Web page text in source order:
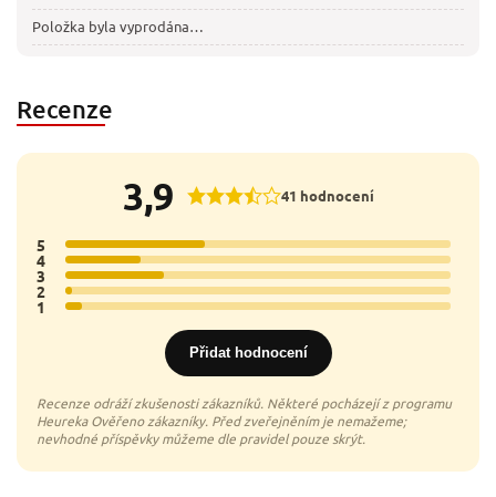
Položka byla vyprodána…
Recenze
3,9 41 hodnocení
5 17x
4 9x
3 12x
2 1x
1 2x
Přidat hodnocení